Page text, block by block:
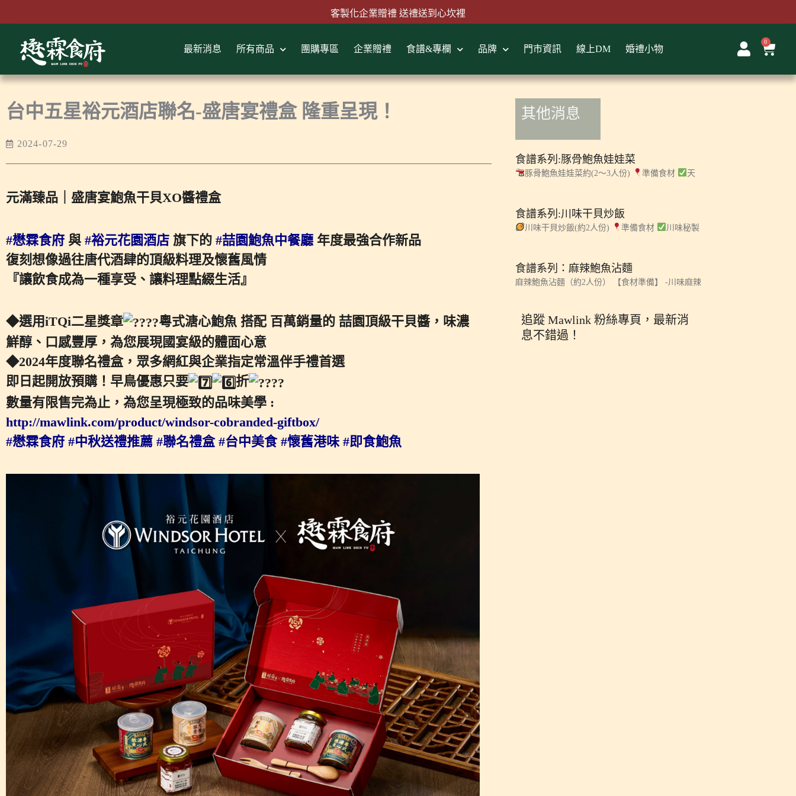
至
容
客製化企業贈禮 送禮送到心坎裡
首購結帳輸入『MAWLINK100』現折100元
最新消息 所有商品 團購專區 企業贈禮 食譜&專欄 品牌 門市資訊 線上DM 婚禮小物
0
購
籃
台中五星裕元酒店聯名-盛唐宴禮盒 隆重呈現！
2024-07-29
元滿臻品｜盛唐宴鮑魚干貝XO醬禮盒
#懋霖食府 與 #裕元花園酒店 旗下的 #喆園鮑魚中餐廳 年度最強合作新品
復刻想像過往唐代酒肆的頂級料理及懷舊風情
『讓飲食成為一種享受、讓料理點綴生活』
◆選用iTQi二星獎章
粵式溏心鮑魚 搭配 百萬銷量的 喆園頂級干貝醬，味濃
鮮醇、口感豐厚，為您展現國宴級的體面心意
◆2024年度聯名禮盒，眾多網紅與企業指定常溫伴手禮首選
即日起開放預購！早鳥優惠只要
折
數量有限售完為止，為您呈現極致的品味美學 :
http://mawlink.com/product/windsor-cobranded-giftbox/
#懋霖食府 #中秋送禮推薦 #聯名禮盒 #台中美食 #懷舊港味 #即食鮑魚
其他消息
食譜系列:豚骨鮑魚娃娃菜
豚骨鮑魚娃娃菜約(2～3人份) 準備食材 天
食譜系列:川味干貝炒飯
川味干貝炒飯(約2人份) 準備食材 川味秘製
食譜系列：麻辣鮑魚沾麵
麻辣鮑魚沾麵（約2人份） 【食材準備】 -川味麻辣
追蹤 Mawlink 粉絲專頁，最新消
息不錯過！